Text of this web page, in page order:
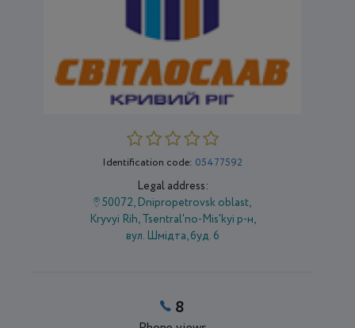
Identification code: 05477592
Legal address:
50072, Dnipropetrovsk oblast,
Kryvyi Rih, Tsentral'no-Mis'kyi р-н,
вул. Шмідта, буд. 6
8